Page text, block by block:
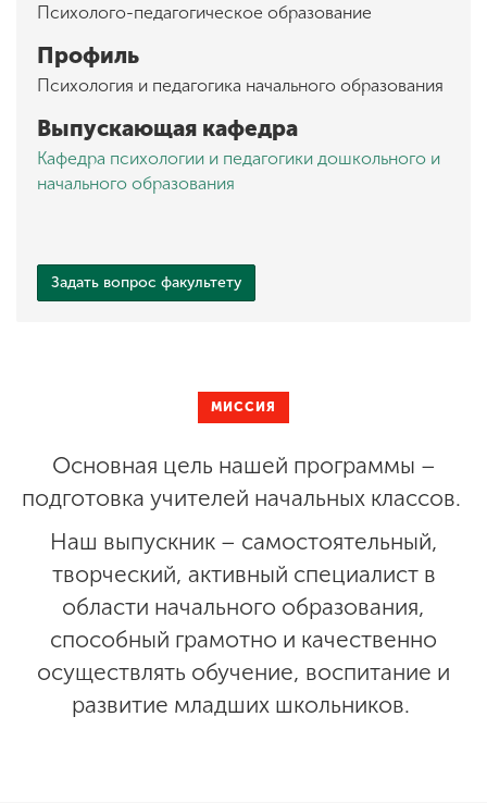
Психолого-педагогическое образование
Профиль
Психология и педагогика начального образования
Выпускающая кафедра
Кафедра психологии и педагогики дошкольного и
начального образования
Задать вопрос факультету
МИССИЯ
Основная цель нашей программы –
подготовка учителей начальных классов.
Наш выпускник – самостоятельный,
творческий, активный специалист в
области начального образования,
способный грамотно и качественно
осуществлять обучение, воспитание и
развитие младших школьников.